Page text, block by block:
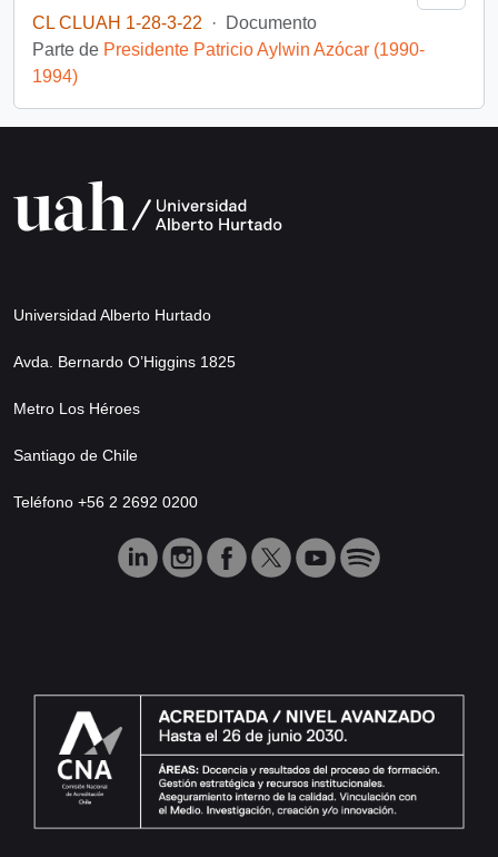
CL CLUAH 1-28-3-22
·
Documento
Parte de Presidente Patricio Aylwin Azócar (1990-
1994)
Universidad Alberto Hurtado
Avda. Bernardo O’Higgins 1825
Metro Los Héroes
Santiago de Chile
Teléfono +56 2 2692 0200